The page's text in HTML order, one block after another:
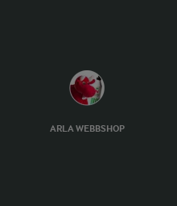
ARLA WEBBSHOP